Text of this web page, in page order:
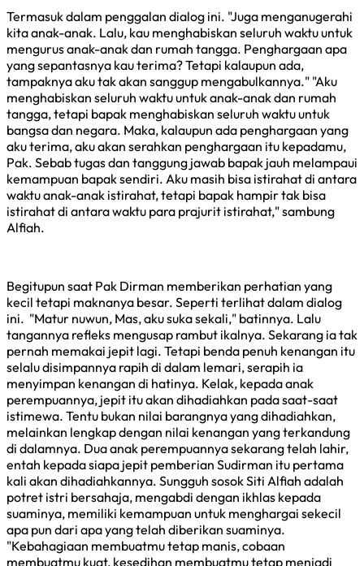
Termasuk dalam penggalan dialog ini. "Juga menganugerahi
kita anak-anak. Lalu, kau menghabiskan seluruh waktu untuk
mengurus anak-anak dan rumah tangga. Penghargaan apa
yang sepantasnya kau terima? Tetapi kalaupun ada,
tampaknya aku tak akan sanggup mengabulkannya." "Aku
menghabiskan seluruh waktu untuk anak-anak dan rumah
tangga, tetapi bapak menghabiskan seluruh waktu untuk
bangsa dan negara. Maka, kalaupun ada penghargaan yang
aku terima, aku akan serahkan penghargaan itu kepadamu,
Pak. Sebab tugas dan tanggung jawab bapak jauh melampaui
kemampuan bapak sendiri. Aku masih bisa istirahat di antara
waktu anak-anak istirahat, tetapi bapak hampir tak bisa
istirahat di antara waktu para prajurit istirahat," sambung
Alfiah.
Begitupun saat Pak Dirman memberikan perhatian yang
kecil tetapi maknanya besar. Seperti terlihat dalam dialog
ini. "Matur nuwun, Mas, aku suka sekali," batinnya. Lalu
tangannya refleks mengusap rambut ikalnya. Sekarang ia tak
pernah memakai jepit lagi. Tetapi benda penuh kenangan itu
selalu disimpannya rapih di dalam lemari, serapih ia
menyimpan kenangan di hatinya. Kelak, kepada anak
perempuannya, jepit itu akan dihadiahkan pada saat-saat
istimewa. Tentu bukan nilai barangnya yang dihadiahkan,
melainkan lengkap dengan nilai kenangan yang terkandung
di dalamnya. Dua anak perempuannya sekarang telah lahir,
entah kepada siapa jepit pemberian Sudirman itu pertama
kali akan dihadiahkannya. Sungguh sosok Siti Alfiah adalah
potret istri bersahaja, mengabdi dengan ikhlas kepada
suaminya, memiliki kemampuan untuk menghargai sekecil
apa pun dari apa yang telah diberikan suaminya.
"Kebahagiaan membuatmu tetap manis, cobaan
membuatmu kuat, kesedihan membuatmu tetap menjadi